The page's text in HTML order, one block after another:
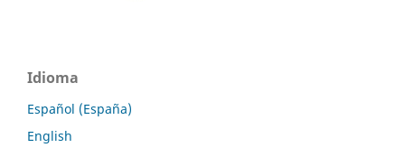
Idioma
Español (España)
English